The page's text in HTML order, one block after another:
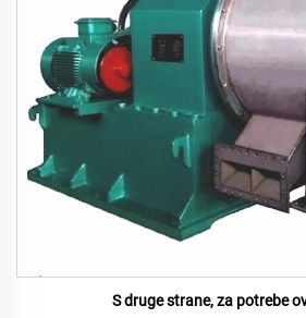
S druge strane, za potrebe